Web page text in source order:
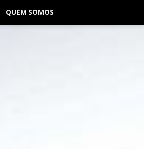
QUEM SOMOS